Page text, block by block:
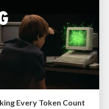
Every Token Count